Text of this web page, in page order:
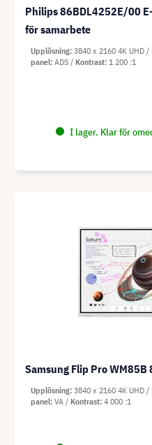
Philips 86BDL4252E/00
för samarbete
I lager. Klar för
Upplösning 3840 x 2160 4K UHD
panel ADS Kontrast 1 200 :1
Samsung Flip Pro
Upplösning 3840 x 2160 4K UHD
panel VA Kontrast 4 000 :1